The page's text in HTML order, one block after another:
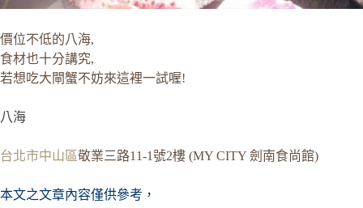
價位不低的八海,
食材也十分講究,
若想吃大閘蟹不妨來這裡一試喔!
八海
台北市中山區敬業三路11-1號2樓 (MY CITY 劍南食尚館)
本文之文章內容僅供參考，